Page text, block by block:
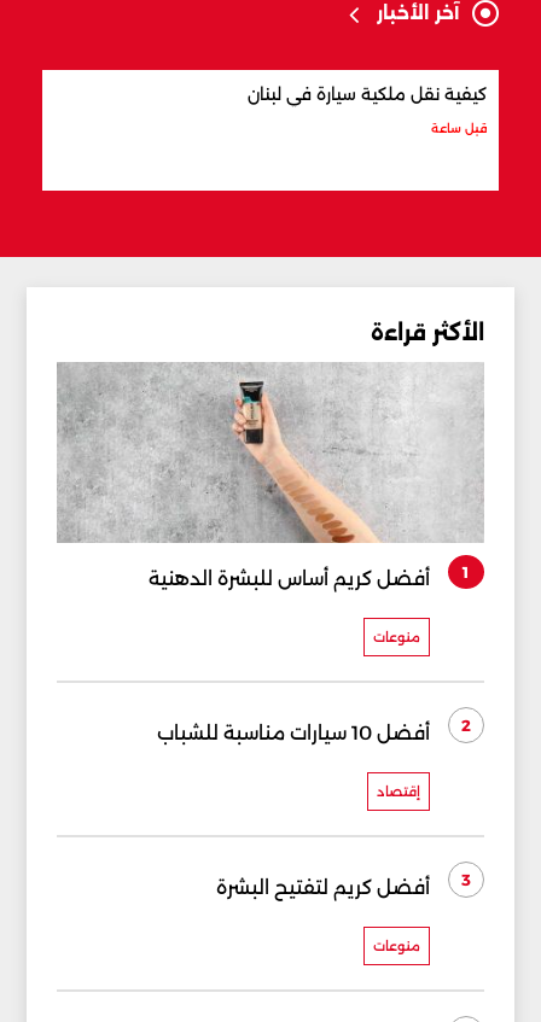
آخر الأخبار
كيفية نقل ملكية سيارة في لبنان
قبل ساعة
الأكثر قراءة
1 أفضل كريم أساس للبشرة الدهنية
منوعات
2 أفضل 10 سيارات مناسبة للشباب
إقتصاد
3 أفضل كريم لتفتيح البشرة
منوعات